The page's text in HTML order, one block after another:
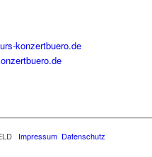
konzertbuero.de
Impressum Datenschutz